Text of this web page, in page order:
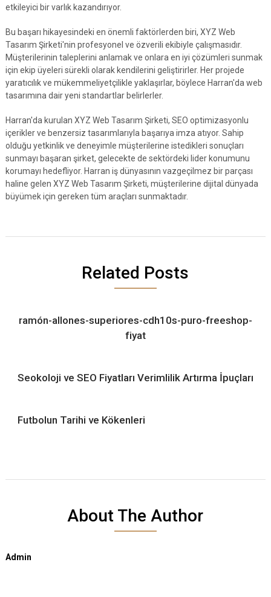
etkileyici bir varlık kazandırıyor.
Bu başarı hikayesindeki en önemli faktörlerden biri, XYZ Web
Tasarım Şirketi'nin profesyonel ve özverili ekibiyle çalışmasıdır.
Müşterilerinin taleplerini anlamak ve onlara en iyi çözümleri sunmak
için ekip üyeleri sürekli olarak kendilerini geliştirirler. Her projede
yaratıcılık ve mükemmeliyetçilikle yaklaşırlar, böylece Harran'da web
tasarımına dair yeni standartlar belirlerler.
Harran'da kurulan XYZ Web Tasarım Şirketi, SEO optimizasyonlu
içerikler ve benzersiz tasarımlarıyla başarıya imza atıyor. Sahip
olduğu yetkinlik ve deneyimle müşterilerine istedikleri sonuçları
sunmayı başaran şirket, gelecekte de sektördeki lider konumunu
korumayı hedefliyor. Harran iş dünyasının vazgeçilmez bir parçası
haline gelen XYZ Web Tasarım Şirketi, müşterilerine dijital dünyada
büyümek için gereken tüm araçları sunmaktadır.
Related Posts
ramón-allones-superiores-cdh10s-puro-freeshop-
fiyat
Seokoloji ve SEO Fiyatları Verimlilik Artırma İpuçları
Futbolun Tarihi ve Kökenleri
About The Author
Admin